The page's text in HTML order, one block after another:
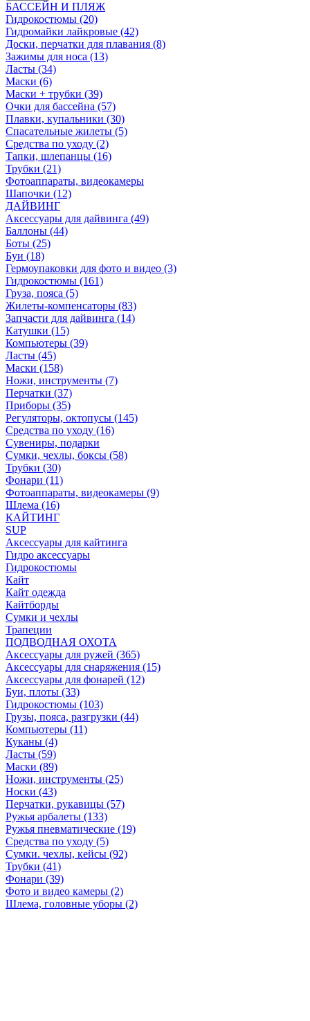
БАССЕЙН И ПЛЯЖ
Гидрокостюмы (20)
Гидромайки лайкровые (42)
Доски, перчатки для плавания (8)
Зажимы для носа (13)
Ласты (34)
Маски (6)
Маски + трубки (39)
Очки для бассейна (57)
Плавки, купальники (30)
Спасательные жилеты (5)
Средства по уходу (2)
Тапки, шлепанцы (16)
Трубки (21)
Фотоаппараты, видеокамеры
Шапочки (12)
ДАЙВИНГ
Аксессуары для дайвинга (49)
Баллоны (44)
Боты (25)
Буи (18)
Гермоупаковки для фото и видео (3)
Гидрокостюмы (161)
Груза, пояса (5)
Жилеты-компенсаторы (83)
Запчасти для дайвинга (14)
Катушки (15)
Компьютеры (39)
Ласты (45)
Маски (158)
Ножи, инструменты (7)
Перчатки (37)
Приборы (35)
Регуляторы, октопусы (145)
Средства по уходу (16)
Сувениры, подарки
Сумки, чехлы, боксы (58)
Трубки (30)
Фонари (11)
Фотоаппараты, видеокамеры (9)
Шлема (16)
КАЙТИНГ
SUP
Аксессуары для кайтинга
Гидро аксессуары
Гидрокостюмы
Кайт
Кайт одежда
Кайтборды
Сумки и чехлы
Трапеции
ПОДВОДНАЯ ОХОТА
Аксессуары для ружей (365)
Аксессуары для снаряжения (15)
Аксессуары для фонарей (12)
Буи, плоты (33)
Гидрокостюмы (103)
Грузы, пояса, разгрузки (44)
Компьютеры (11)
Куканы (4)
Ласты (59)
Маски (89)
Ножи, инструменты (25)
Носки (43)
Перчатки, рукавицы (57)
Ружья арбалеты (133)
Ружья пневматические (19)
Средства по уходу (5)
Сумки. чехлы, кейсы (92)
Трубки (41)
Фонари (39)
Фото и видео камеры (2)
Шлема, головные уборы (2)